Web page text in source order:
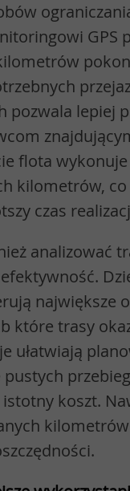
GPS
pozwala lepiej
flota
kilometrów, co
czas
analizować
największe
które trasy
ułatwiają
koszt.